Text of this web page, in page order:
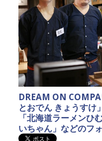
DREAM ON
とおでん きょうすけ
「北海道ラーメンひ
いちゃん」などのフ